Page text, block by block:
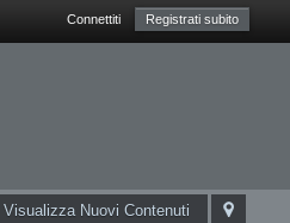
Connettiti Registrati subito
Visualizza Nuovi Contenuti